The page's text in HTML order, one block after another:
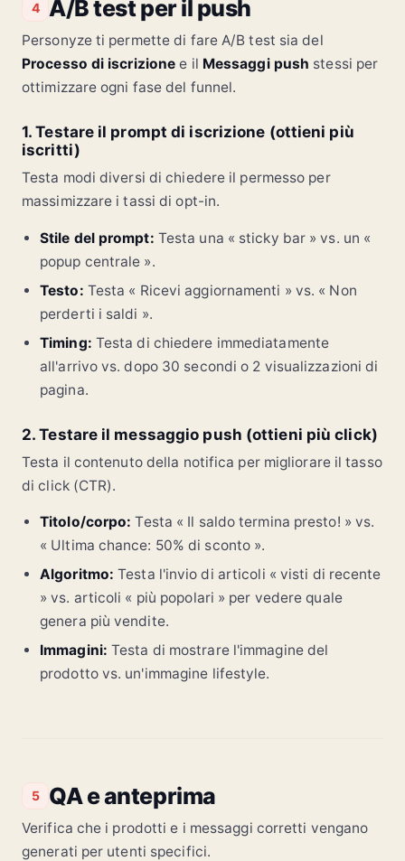
4 A/B test per il push
Personyze ti permette di fare A/B test sia del
Processo di iscrizione e il Messaggi push stessi per
ottimizzare ogni fase del funnel.
1. Testare il prompt di iscrizione (ottieni più
iscritti)
Testa modi diversi di chiedere il permesso per
massimizzare i tassi di opt-in.
Stile del prompt: Testa una « sticky bar » vs. un «
popup centrale ».
Testo: Testa « Ricevi aggiornamenti » vs. « Non
perderti i saldi ».
Timing: Testa di chiedere immediatamente
all'arrivo vs. dopo 30 secondi o 2 visualizzazioni di
pagina.
2. Testare il messaggio push (ottieni più click)
Testa il contenuto della notifica per migliorare il tasso
di click (CTR).
Titolo/corpo: Testa « Il saldo termina presto! » vs.
« Ultima chance: 50% di sconto ».
Algoritmo: Testa l'invio di articoli « visti di recente
» vs. articoli « più popolari » per vedere quale
genera più vendite.
Immagini: Testa di mostrare l'immagine del
prodotto vs. un'immagine lifestyle.
5 QA e anteprima
Verifica che i prodotti e i messaggi corretti vengano
generati per utenti specifici.